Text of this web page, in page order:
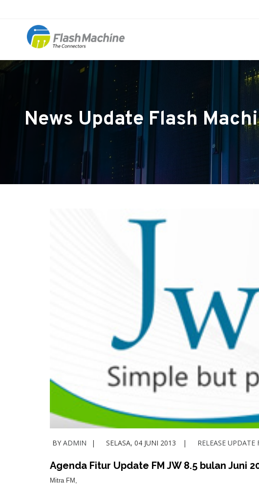
News Update Flash
BY ADMIN SELASA, 04 JUNI 2013 RELEASE UPDATE
Agenda Fitur Update FM JW 8.5 bulan Juni
Mitra FM,